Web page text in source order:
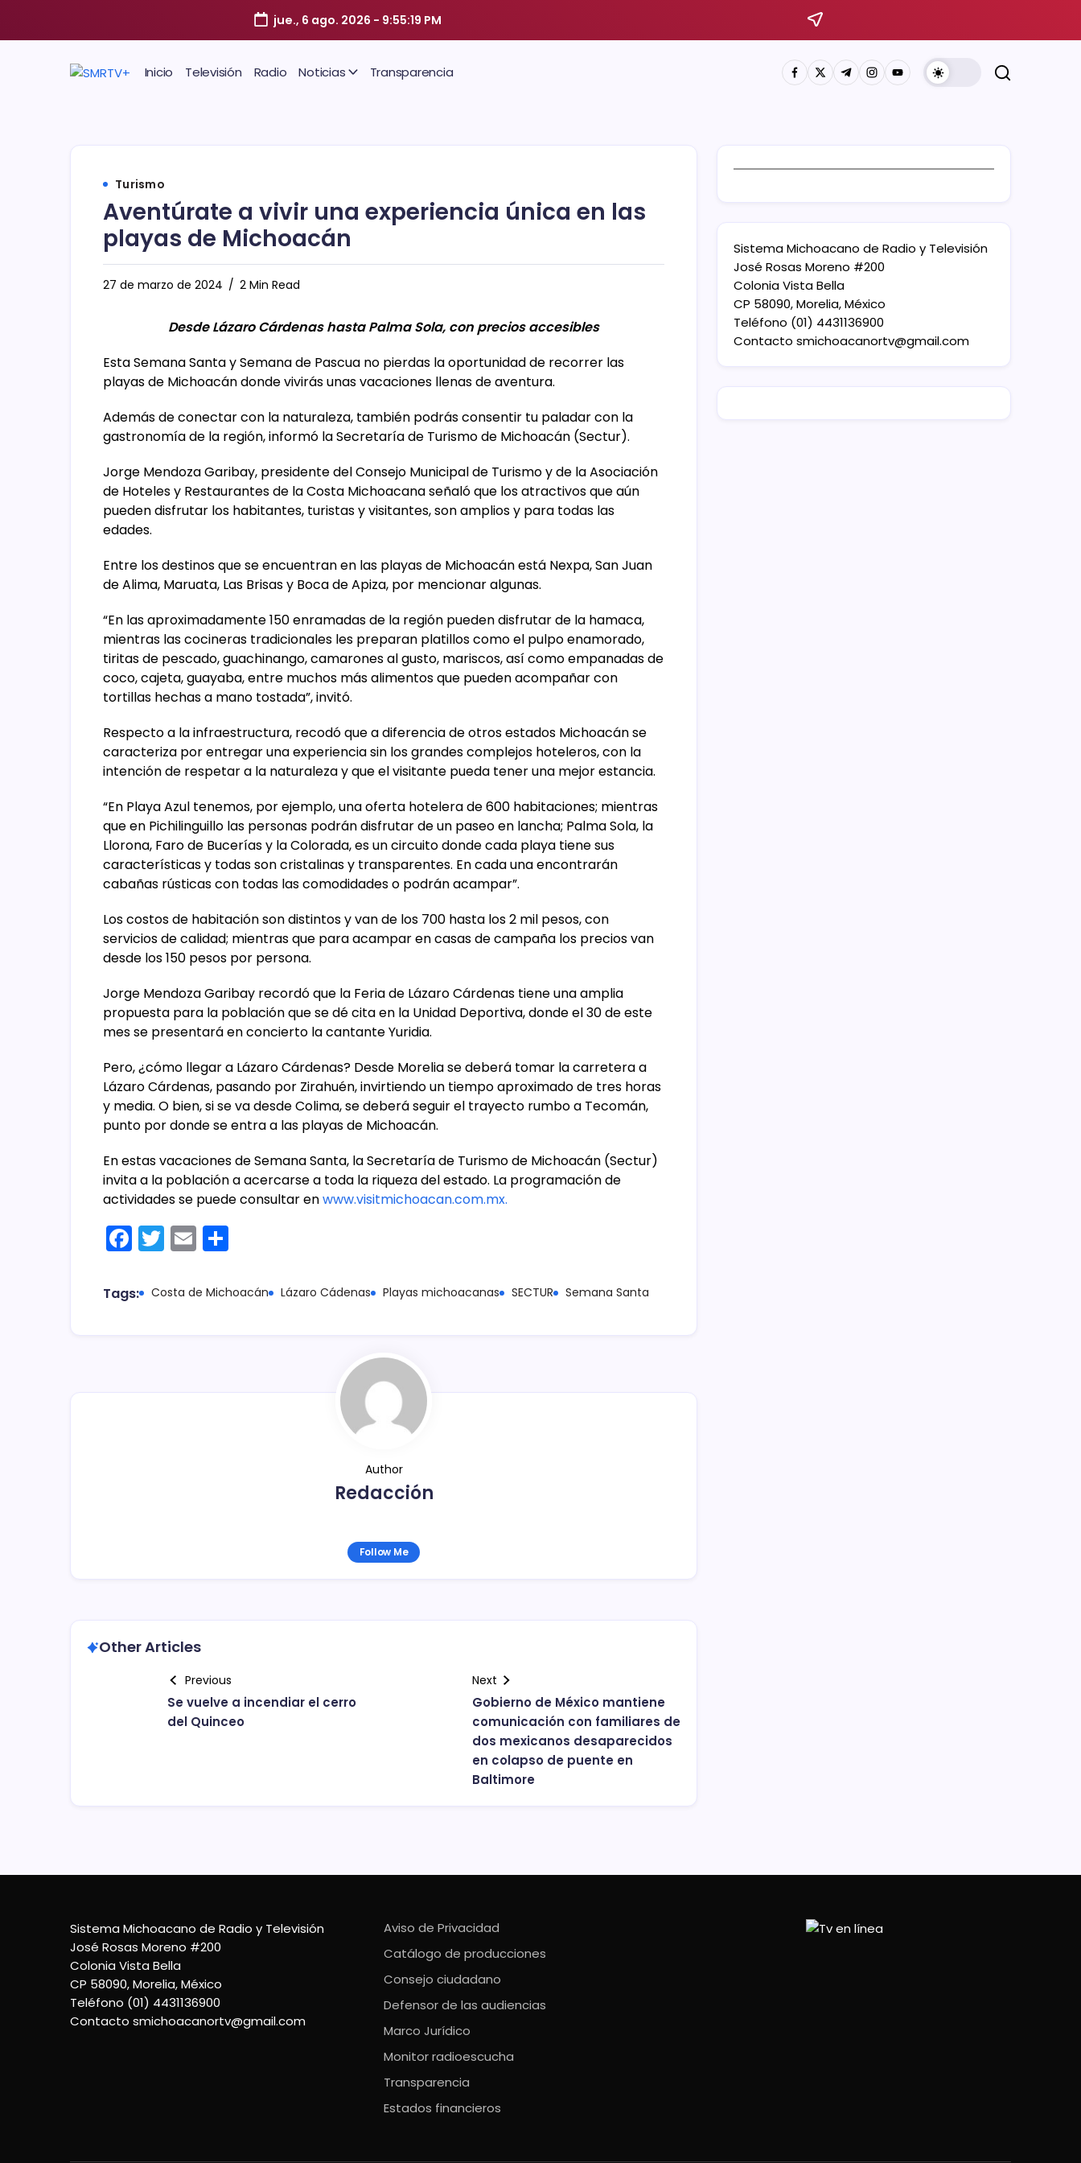
jue., 6 ago. 2026- 9:55:20 PM
Inicio Televisión Radio Noticias Transparencia
Turismo
Aventúrate a vivir una experiencia única en las
playas de Michoacán
27 de marzo de 2024 2 Min Read
Desde Lázaro Cárdenas hasta Palma Sola, con precios accesibles
Esta Semana Santa y Semana de Pascua no pierdas la oportunidad de recorrer las
playas de Michoacán donde vivirás unas vacaciones llenas de aventura.
Además de conectar con la naturaleza, también podrás consentir tu paladar con la
gastronomía de la región, informó la Secretaría de Turismo de Michoacán (Sectur).
Jorge Mendoza Garibay, presidente del Consejo Municipal de Turismo y de la Asociación
de Hoteles y Restaurantes de la Costa Michoacana señaló que los atractivos que aún
pueden disfrutar los habitantes, turistas y visitantes, son amplios y para todas las
edades.
Entre los destinos que se encuentran en las playas de Michoacán está Nexpa, San Juan
de Alima, Maruata, Las Brisas y Boca de Apiza, por mencionar algunas.
“En las aproximadamente 150 enramadas de la región pueden disfrutar de la hamaca,
mientras las cocineras tradicionales les preparan platillos como el pulpo enamorado,
tiritas de pescado, guachinango, camarones al gusto, mariscos, así como empanadas de
coco, cajeta, guayaba, entre muchos más alimentos que pueden acompañar con
tortillas hechas a mano tostada”, invitó.
Respecto a la infraestructura, recodó que a diferencia de otros estados Michoacán se
caracteriza por entregar una experiencia sin los grandes complejos hoteleros, con la
intención de respetar a la naturaleza y que el visitante pueda tener una mejor estancia.
“En Playa Azul tenemos, por ejemplo, una oferta hotelera de 600 habitaciones; mientras
que en Pichilinguillo las personas podrán disfrutar de un paseo en lancha; Palma Sola, la
Llorona, Faro de Bucerías y la Colorada, es un circuito donde cada playa tiene sus
características y todas son cristalinas y transparentes. En cada una encontrarán
cabañas rústicas con todas las comodidades o podrán acampar”.
Los costos de habitación son distintos y van de los 700 hasta los 2 mil pesos, con
servicios de calidad; mientras que para acampar en casas de campaña los precios van
desde los 150 pesos por persona.
Jorge Mendoza Garibay recordó que la Feria de Lázaro Cárdenas tiene una amplia
propuesta para la población que se dé cita en la Unidad Deportiva, donde el 30 de este
mes se presentará en concierto la cantante Yuridia.
Pero, ¿cómo llegar a Lázaro Cárdenas? Desde Morelia se deberá tomar la carretera a
Lázaro Cárdenas, pasando por Zirahuén, invirtiendo un tiempo aproximado de tres horas
y media. O bien, si se va desde Colima, se deberá seguir el trayecto rumbo a Tecomán,
punto por donde se entra a las playas de Michoacán.
En estas vacaciones de Semana Santa, la Secretaría de Turismo de Michoacán (Sectur)
invita a la población a acercarse a toda la riqueza del estado. La programación de
actividades se puede consultar enwww.visitmichoacan.com.mx.
F
a
c
T
w
itt
E
m
ai m
Tags: Costa de Michoacán Lázaro Cádenas Playas michoacanas SECTUR Semana Santa
Author
Redacción
Follow Me
Other Articles
Previous
Se vuelve a incendiar el cerro
del Quinceo
Next
Gobierno de México mantiene
comunicación con familiares de
dos mexicanos desaparecidos
en colapso de puente en
Baltimore
Sistema Michoacano de Radio y Televisión
José Rosas Moreno #200
Colonia Vista Bella
CP 58090, Morelia, México
Teléfono (01) 4431136900
Contacto smichoacanortv@gmail.com
Sistema Michoacano de Radio y Televisión
José Rosas Moreno #200
Colonia Vista Bella
CP 58090, Morelia, México
Teléfono (01) 4431136900
Contacto smichoacanortv@gmail.com
Aviso de Privacidad
Catálogo de producciones
Consejo ciudadano
Defensor de las audiencias
Marco Jurídico
Monitor radioescucha
Transparencia
Estados financieros